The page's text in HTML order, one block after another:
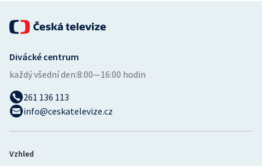
Divácké centrum
každý všední den:8:00—16:00 hodin
261 136 113
info@ceskatelevize.cz
Vzhled